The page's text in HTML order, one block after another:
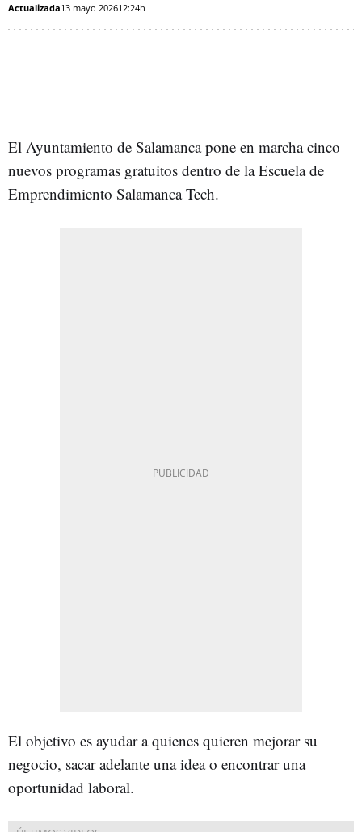
Actualizada13 mayo 202612:24h
El Ayuntamiento de Salamanca pone en marcha cinco
nuevos programas gratuitos dentro de la Escuela de
Emprendimiento Salamanca Tech.
El objetivo es ayudar a quienes quieren mejorar su
negocio, sacar adelante una idea o encontrar una
oportunidad laboral.